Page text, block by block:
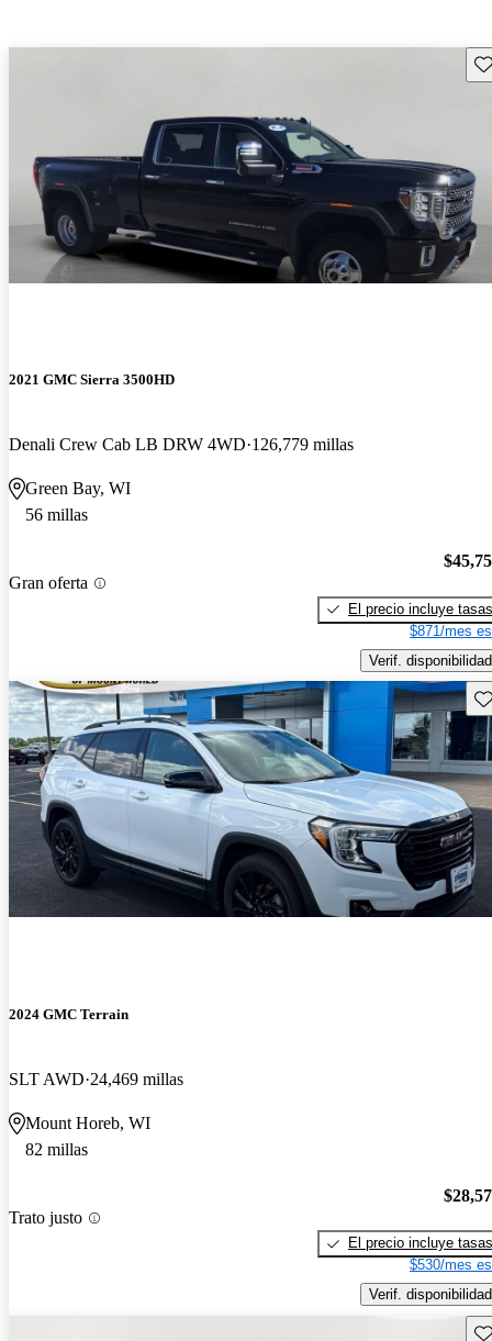
2021 GMC Sierra 3500HD
Denali Crew Cab LB DRW 4WD 126,779 millas
Green Bay, WI
56 millas
Gran oferta
El precio incluye tasas
$871/mes
Verif. disponibilidad
2024 GMC Terrain
SLT AWD 24,469 millas
Mount Horeb, WI
82 millas
Trato justo
El precio incluye tasas
$530/mes
Verif. disponibilidad